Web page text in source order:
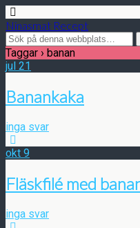
Ninasmat Recept
Taggar › banan
jul 21
Banankaka
inga svar
okt 9
Fläskfilé med
inga svar